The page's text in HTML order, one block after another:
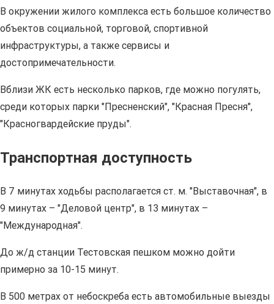
В окружении жилого комплекса есть большое количество
объектов социальной, торговой, спортивной
инфраструктуры, а также сервисы и
достопримечательности.
Вблизи ЖК есть несколько парков, где можно погулять,
среди которых парки "Пресненский", "Красная Пресня",
"Красногвардейские пруды".
Транспортная доступность
В 7 минутах ходьбы располагается ст. м. "Выставочная", в
9 минутах – "Деловой центр", в 13 минутах –
"Международная".
До ж/д станции Тестовская пешком можно дойти
примерно за 10-15 минут.
В 500 метрах от небоскреба есть автомобильные выезды